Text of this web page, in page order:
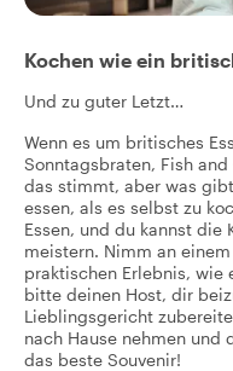
Kochen wie ein
Und zu guter Letzt…
Wenn es um britisches
Sonntagsbraten, Fish
das stimmt, aber was
essen, als es selbst zu
Essen, und du kannst
meistern. Nimm an
praktischen Erlebnis, wie
bitte deinen Host, dir
Lieblingsgericht
nach Hause nehmen und
das beste Souvenir!